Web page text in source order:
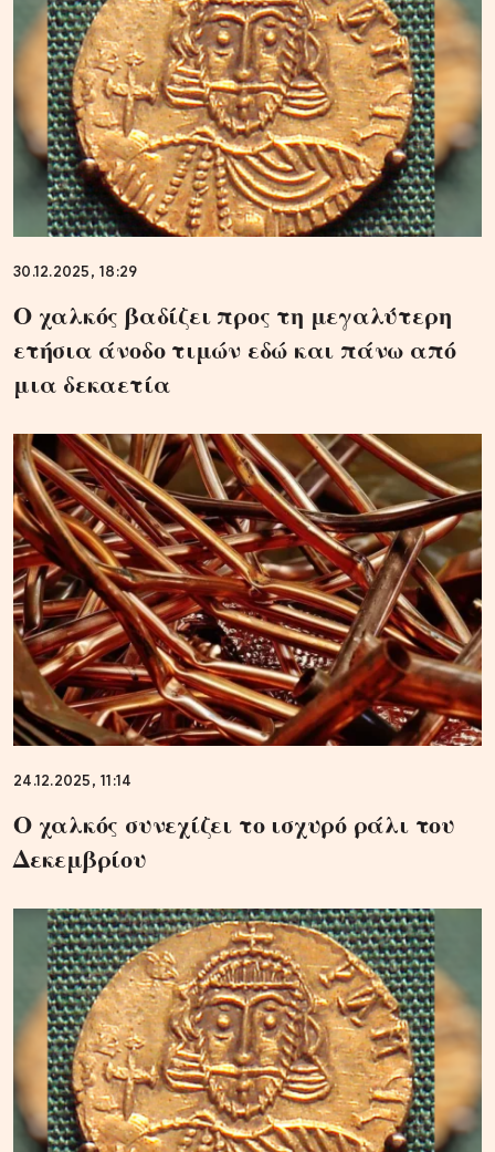
30.12.2025, 18:29
Ο χαλκός βαδίζει προς τη μεγαλύτερη
ετήσια άνοδο τιμών εδώ και πάνω από
μια δεκαετία
24.12.2025, 11:14
Ο χαλκός συνεχίζει το ισχυρό ράλι του
Δεκεμβρίου